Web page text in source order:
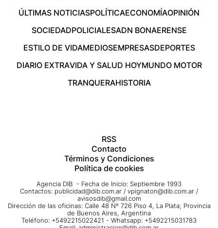
ÚLTIMAS NOTICIASPOLÍTICAECONOMÍAOPINIÓN
SOCIEDADPOLICIALESADN BONAERENSE
ESTILO DE VIDAMEDIOSEMPRESASDEPORTES
DIARIO EXTRAVIDA Y SALUD HOYMUNDO MOTOR
TRANQUERAHISTORIA
RSS
Contacto
Términos y Condiciones
Política de cookies
Agencia DIB - Fecha de Inicio: Septiembre 1993
Contactos: publicidad@dib.com.ar / vpignaton@dib.com.ar /
avisosdib@gmail.com
Dirección de las oficinas: Calle 48 Nº 726 Piso 4, La Plata; Provincia
de Buenos Aires, Argentina
Teléfono: +5492215022421 - Whatsapp: +5492215031783